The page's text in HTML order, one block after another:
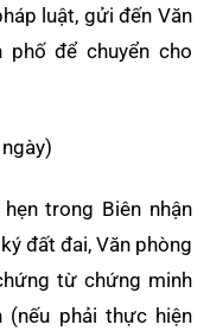
luật, gửi đến Văn
phố để chuyển cho
trong Biên nhận
đất đai, Văn phòng
từ chứng minh
(nếu phải thực hiện